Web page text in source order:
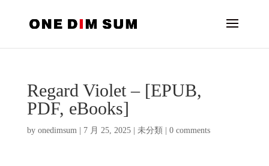
Regard Violet – [EPUB,
PDF, eBooks]
by onedimsum| 7 月 25, 2025| 未分類 0 comments